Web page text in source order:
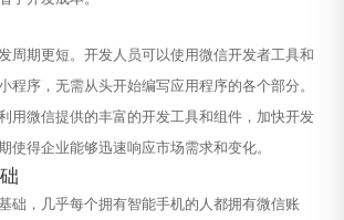
周期更短。开发人员可以使用微信开发者工具和
程序，无需从头开始编写应用程序的各个部分。
用微信提供的丰富的开发工具和组件，加快开发
使得企业能够迅速响应市场需求和变化。
础，几乎每个拥有智能手机的人都拥有微信账